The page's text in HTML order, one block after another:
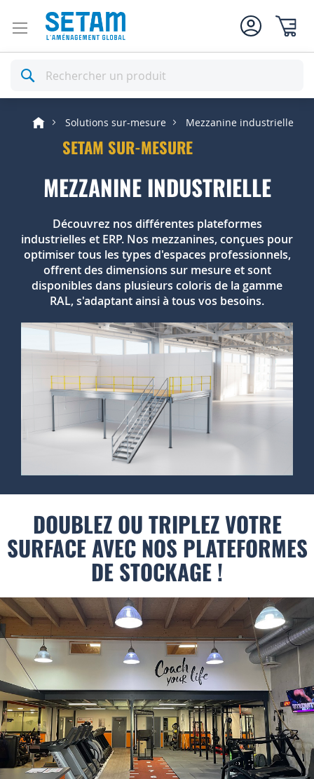
Rechercher
Solutions sur-mesure Mezzanine industrielle
SETAM SUR-MESURE
MEZZANINE INDUSTRIELLE
Découvrez nos différentes plateformes
industrielles et ERP. Nos mezzanines, conçues pour
optimiser tous les types d'espaces professionnels,
offrent des dimensions sur mesure et sont
disponibles dans plusieurs coloris de la gamme
RAL, s'adaptant ainsi à tous vos besoins.
DOUBLEZ OU TRIPLEZ VOTRE
SURFACE AVEC NOS PLATEFORMES
DE STOCKAGE !